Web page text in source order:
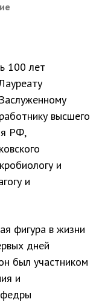
100 лет
высшего
РФ,
и
и
фигура в жизни
дней
был участником
и